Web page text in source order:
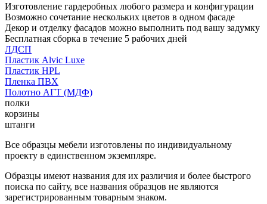
Изготовление гардеробных любого размера и конфигурации
Возможно сочетание нескольких цветов в одном фасаде
Декор и отделку фасадов можно выполнить под вашу задумку
Бесплатная сборка в течение 5 рабочих дней
ЛДСП
Пластик Alvic Luxe
Пластик HPL
Пленка ПВХ
Полотно АГТ (МДФ)
полки
корзины
штанги
Все образцы мебели изготовлены по индивидуальному
проекту в единственном экземпляре.
Образцы имеют названия для их различия и более быстрого
поиска по сайту, все названия образцов не являются
зарегистрированным товарным знаком.